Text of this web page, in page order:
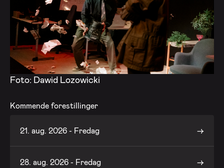
Foto: Dawid Lozowicki
Kommende forestillinger
21. aug. 2026 - Fredag
28. aug. 2026 - Fredag